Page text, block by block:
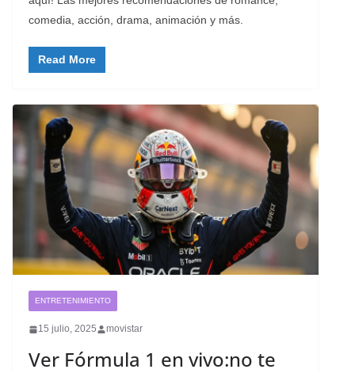
comedia, acción, drama, animación y más.
Read More
ENTRETENIMIENTO
15 julio, 2025 movistar
Ver Fórmula 1 en vivo:no te